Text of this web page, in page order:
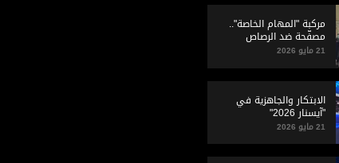
مركبة "المهام الخاصة"..
مصفّحة ضد الرصاص
21 مايو 2026
الابتكار والجاهزية في
"آيسنار 2026"
21 مايو 2026